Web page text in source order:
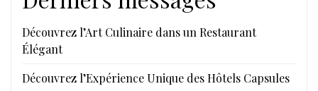
Découvrez l’Art Culinaire dans un Restaurant
Élégant
Découvrez l’Expérience Unique des Hôtels Capsules